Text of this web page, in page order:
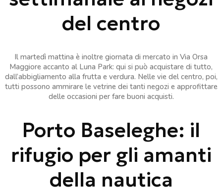
del centro
Il martedì mattina è inoltre giornata di mercato in Via Orsa
Maggiore accanto al Luna Park: qui si può acquistare di tutto,
dall’abbigliamento alla frutta e verdura. Nelle vie del centro, poi,
tutti possono ammirare le vetrine dei tanti negozi e approfittare
delle occasioni per fare buoni acquisti.
Porto Baseleghe: il
rifugio per gli amanti
della nautica